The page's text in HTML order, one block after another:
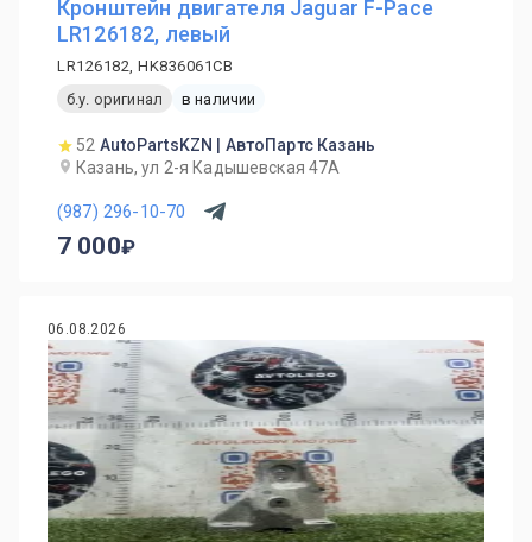
Кронштейн двигателя Jaguar F-Pace
LR126182, левый
LR126182, HK836061CB
б.у. оригинал
в наличии
52 AutoPartsKZN | АвтоПартс Казань
Казань, ул 2-я Кадышевская 47А
(987) 296-10-70
7 000
06.08.2026